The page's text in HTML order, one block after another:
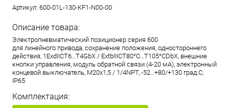
Артикул: 600-01L-130-KF1-N00-00
Описание товара:
Электропневматический позиционер серия 600
для линейного привода, сохранение положения, одностороннего
действия, 1ExdIICT6…T4GbX / ExtbIIICT80°C…T105°CDbX, внешние
кнопки управления, модуль обратной связи (4-20 мА), электронный
концевой выключатель, M20x1,5 / 1/4NPT, -52…+80/+130 град.С,
IP65
Комплектация: